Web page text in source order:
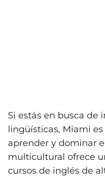
Si estás en busca de
lingüísticas, Miami
aprender y dominar
multicultural ofrece
cursos de inglés de